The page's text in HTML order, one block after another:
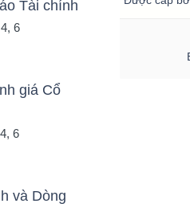
Tài chính
6
giá Cổ
6
và Dòng